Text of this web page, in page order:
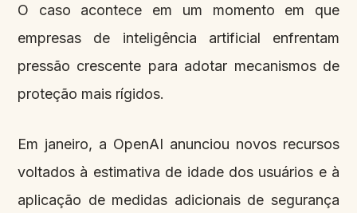
O caso acontece em um momento em que
empresas de inteligência artificial enfrentam
pressão crescente para adotar mecanismos de
proteção mais rígidos.
Em janeiro, a OpenAI anunciou novos recursos
voltados à estimativa de idade dos usuários e à
aplicação de medidas adicionais de segurança